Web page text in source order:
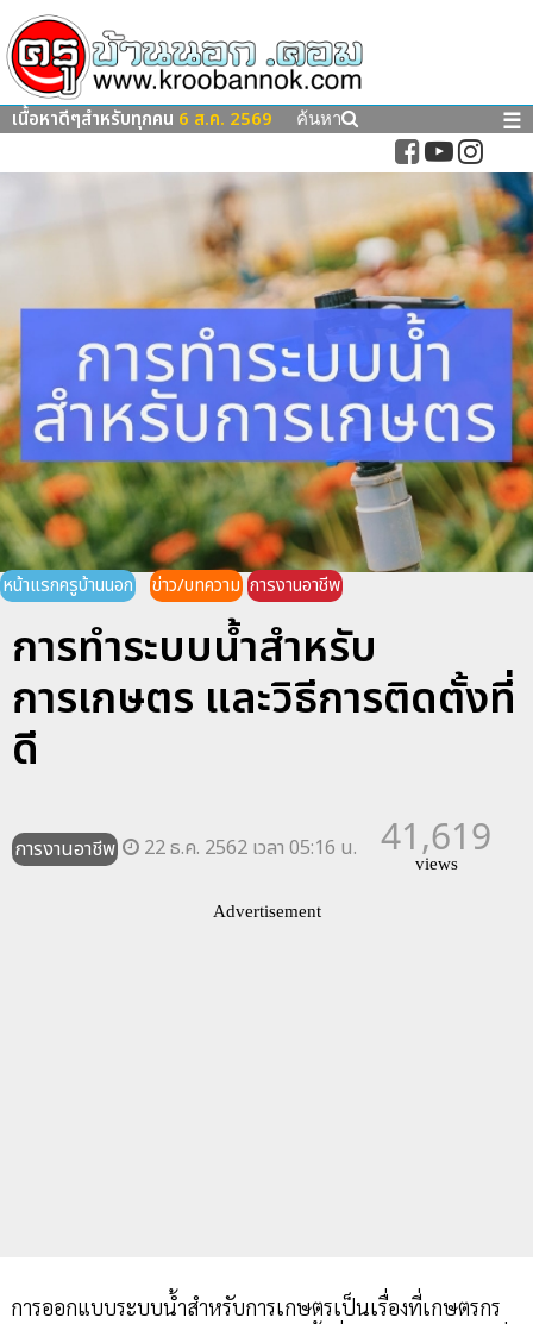
เนื้อหาดีๆสำหรับทุกคน 6 ส.ค. 2569 ค้นหา ☰
หน้าแรกครูบ้านนอก ข่าว/บทความ การงานอาชีพ
การทำระบบน้ำสำหรับ
การเกษตร และวิธีการติดตั้งที่
ดี
การงานอาชีพ 22 ธ.ค. 2562 เวลา 05:16 น. 41,619
views
Advertisement
การออกแบบระบบน้ำสำหรับการเกษตรเป็นเรื่องที่เกษตรกร